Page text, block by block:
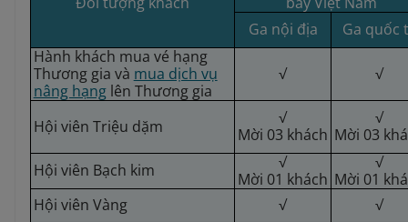
Ga nội địa
Ga quốc
Hành khách mua vé hạng
Thương gia và mua dịch vụ
nâng hạnglên Thương gia
√ √
Hội viên Triệu dặm
√
Mời 03 khách
√
Mời 03
Hội viên Bạch kim
√
Mời 01 khách
√
Mời 01
Hội viên Vàng
√
√